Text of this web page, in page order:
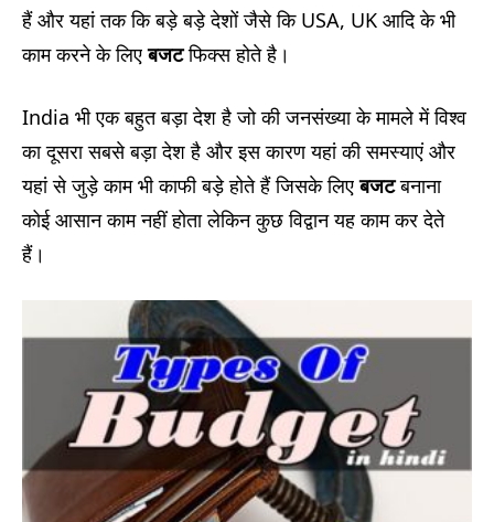
हैं और यहां तक कि बड़े बड़े देशों जैसे कि USA, UK आदि के भी
काम करने के लिएबजटफिक्स होते है।
India भी एक बहुत बड़ा देश है जो की जनसंख्या के मामले में विश्व
का दूसरा सबसे बड़ा देश है और इस कारण यहां की समस्याएं और
यहां से जुड़े काम भी काफी बड़े होते हैं जिसके लिएबजटबनाना
कोई आसान काम नहीं होता लेकिन कुछ विद्वान यह काम कर देते
हैं।